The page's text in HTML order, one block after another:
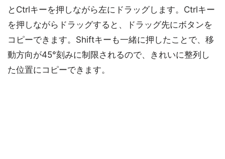
とCtrlキーを押しながら左にドラッグします。Ctrlキー
を押しながらドラッグすると、ドラッグ先にボタンを
コピーできます。Shiftキーも一緒に押したことで、移
動方向が45°刻みに制限されるので、きれいに整列し
た位置にコピーできます。